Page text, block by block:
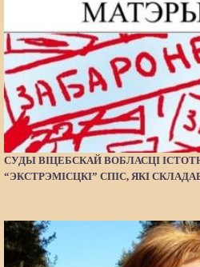
СУДЫ ВІЦЕБСКАЙ ВОБЛАСЦІ
“ЭКСТРЭМІСЦКІ” СПІС, ЯКІ